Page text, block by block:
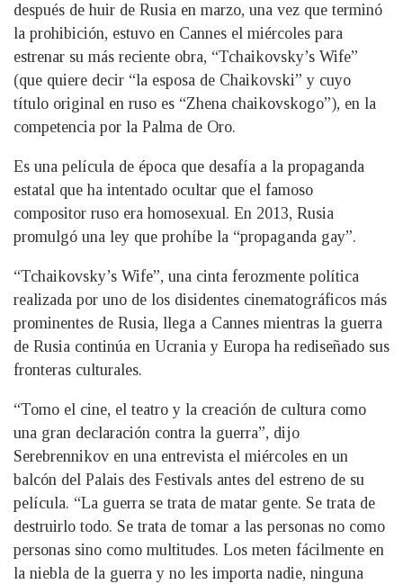
después de huir de Rusia en marzo, una vez que terminó
la prohibición, estuvo en Cannes el miércoles para
estrenar su más reciente obra, “Tchaikovsky’s Wife”
(que quiere decir “la esposa de Chaikovski” y cuyo
título original en ruso es “Zhena chaikovskogo”), en la
competencia por la Palma de Oro.
Es una película de época que desafía a la propaganda
estatal que ha intentado ocultar que el famoso
compositor ruso era homosexual. En 2013, Rusia
promulgó una ley que prohíbe la “propaganda gay”.
“Tchaikovsky’s Wife”, una cinta ferozmente política
realizada por uno de los disidentes cinematográficos más
prominentes de Rusia, llega a Cannes mientras la guerra
de Rusia continúa en Ucrania y Europa ha rediseñado sus
fronteras culturales.
“Tomo el cine, el teatro y la creación de cultura como
una gran declaración contra la guerra”, dijo
Serebrennikov en una entrevista el miércoles en un
balcón del Palais des Festivals antes del estreno de su
película. “La guerra se trata de matar gente. Se trata de
destruirlo todo. Se trata de tomar a las personas no como
personas sino como multitudes. Los meten fácilmente en
la niebla de la guerra y no les importa nadie, ninguna